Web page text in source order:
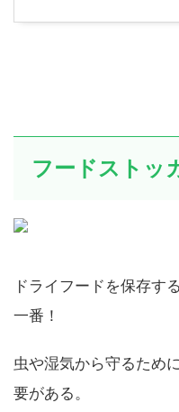
フードストッ
ドライフードを保存す
一番！
虫や湿気から守るため
要がある。